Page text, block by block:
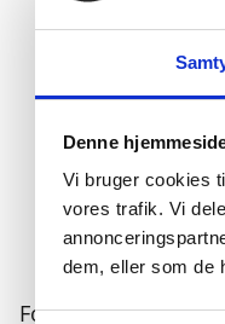
Denne
Vi bruger cookies
vores trafik. Vi
dem, eller som de
Sonia Caroline Baptista
Køb læremidler
For privatkunder og